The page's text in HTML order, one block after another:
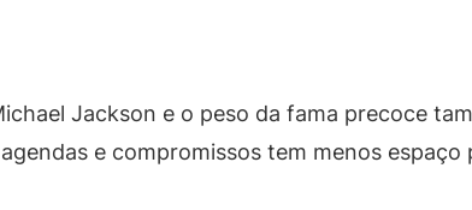
Jackson e o peso da fama precoce
e compromissos tem menos espaço